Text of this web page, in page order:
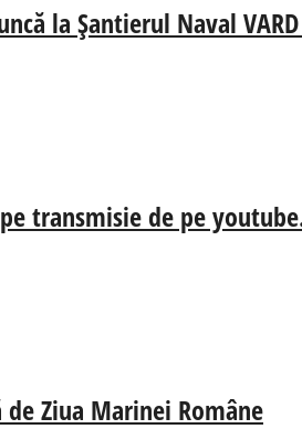
la Șantierul Naval
transmisie de pe
Ziua Marinei Române